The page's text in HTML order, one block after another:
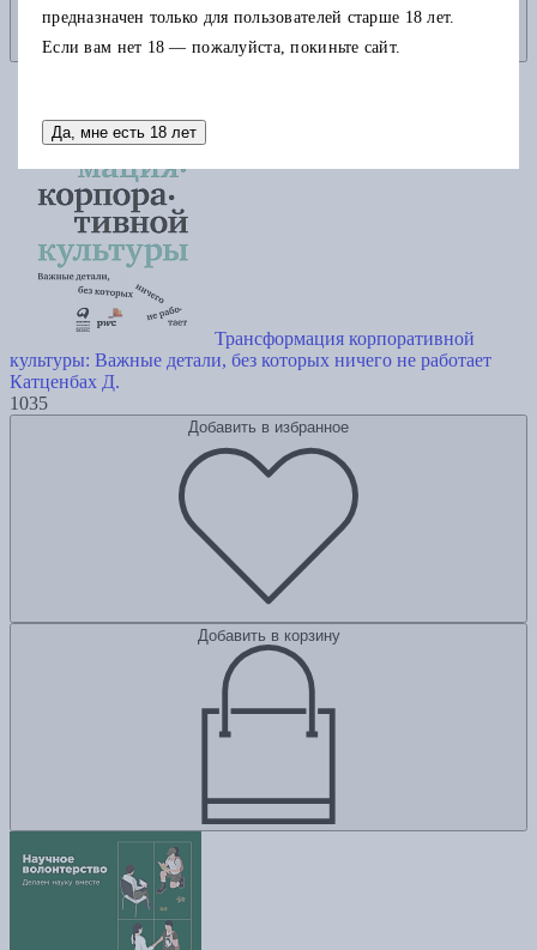
Трансформация корпоративной
культуры: Важные детали, без которых ничего не работает
Катценбах Д.
1035
Добавить в избранное
Добавить в корзину
предназначен только для пользователей старше 18 лет.
Если вам нет 18 — пожалуйста, покиньте сайт.
Да, мне есть 18 лет